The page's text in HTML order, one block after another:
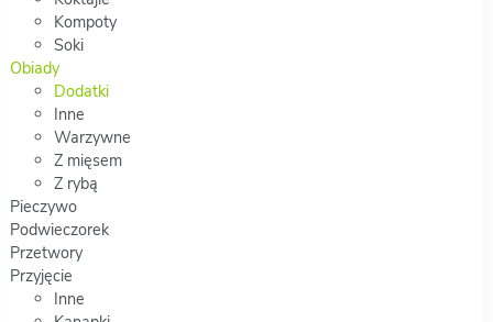
Kompoty
Soki
Obiady
Dodatki
Inne
Warzywne
Z mięsem
Z rybą
Pieczywo
Podwieczorek
Przetwory
Przyjęcie
Inne